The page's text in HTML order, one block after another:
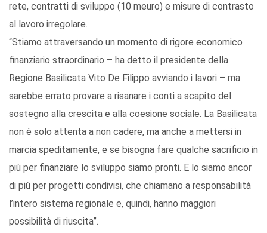
rete, contratti di sviluppo (10 meuro) e misure di contrasto
al lavoro irregolare.
“Stiamo attraversando un momento di rigore economico
finanziario straordinario – ha detto il presidente della
Regione Basilicata Vito De Filippo avviando i lavori – ma
sarebbe errato provare a risanare i conti a scapito del
sostegno alla crescita e alla coesione sociale. La Basilicata
non è solo attenta a non cadere, ma anche a mettersi in
marcia speditamente, e se bisogna fare qualche sacrificio in
più per finanziare lo sviluppo siamo pronti. E lo siamo ancor
di più per progetti condivisi, che chiamano a responsabilità
l’intero sistema regionale e, quindi, hanno maggiori
possibilità di riuscita”.